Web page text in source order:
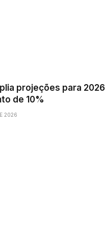
projeções para
de 10%
2026